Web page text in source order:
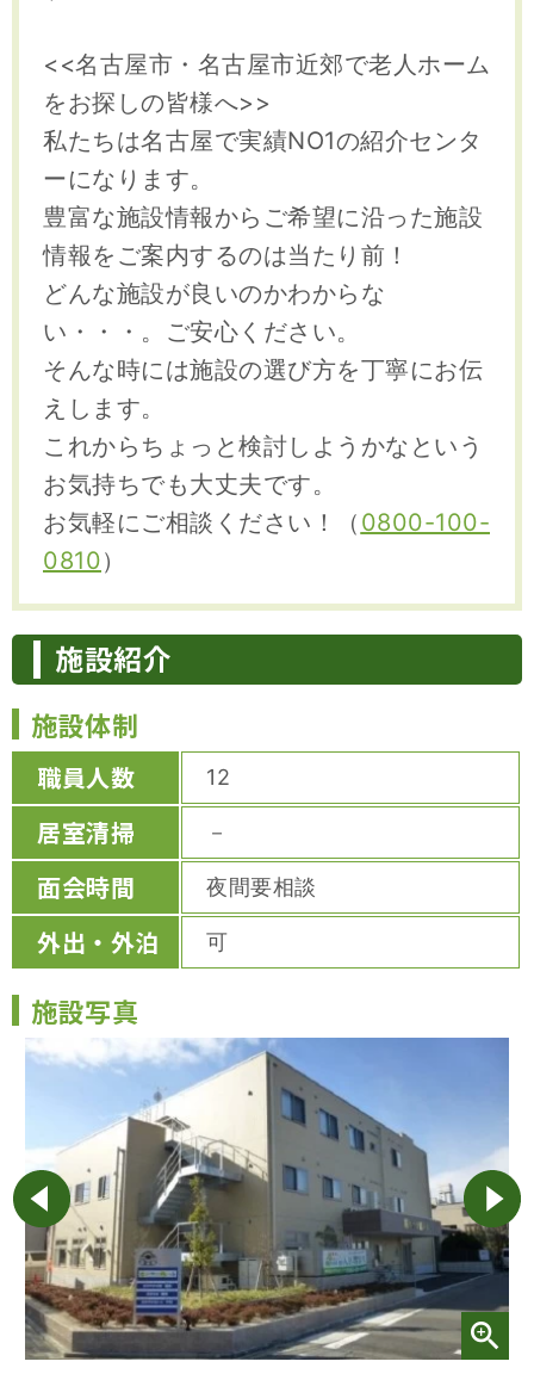
<<名古屋市・名古屋市近郊で老人ホーム
をお探しの皆様へ>>
私たちは名古屋で実績NO1の紹介センタ
ーになります。
豊富な施設情報からご希望に沿った施設
情報をご案内するのは当たり前！
どんな施設が良いのかわからな
い・・・。ご安心ください。
そんな時には施設の選び方を丁寧にお伝
えします。
これからちょっと検討しようかなという
お気持ちでも大丈夫です。
お気軽にご相談ください！（ 0800-100-
0810）
施設紹介
施設体制
職員人数 12
居室清掃 －
面会時間 夜間要相談
外出・外泊 可
施設写真